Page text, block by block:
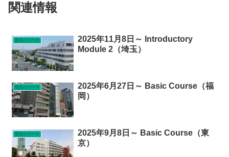
関連情報
過去のコース
2025年11月8日～ Introductory
Module 2（埼玉）
過去のコース
2025年6月27日～ Basic Course（福
岡）
過去のコース
2025年9月8日～ Basic Course（東
京）